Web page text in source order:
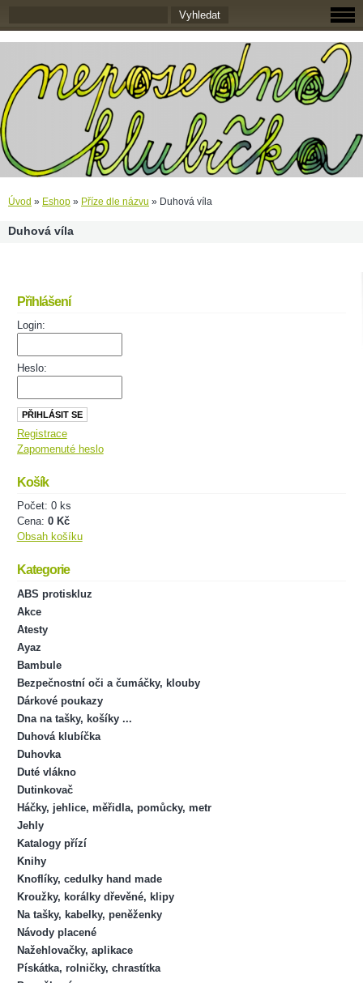
Úvod » Eshop » Příze dle názvu » Duhová víla
Duhová víla
Přihlášení
Login:
Heslo:
Registrace
Zapomenuté heslo
Košík
Počet: 0 ks
Cena: 0 Kč
Obsah košíku
Kategorie
ABS protiskluz
Akce
Atesty
Ayaz
Bambule
Bezpečnostní oči a čumáčky, klouby
Dárkové poukazy
Dna na tašky, košíky ...
Duhová klubíčka
Duhovka
Duté vlákno
Dutinkovač
Háčky, jehlice, měřidla, pomůcky, metr
Jehly
Katalogy přízí
Knihy
Knoflíky, cedulky hand made
Kroužky, korálky dřevěné, klipy
Na tašky, kabelky, peněženky
Návody placené
Nažehlovačky, aplikace
Pískátka, rolničky, chrastítka